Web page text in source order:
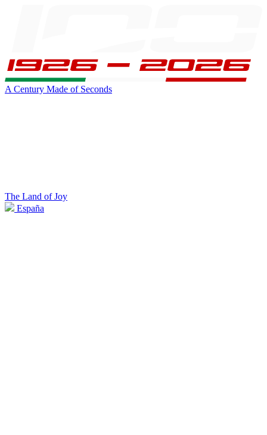
A Century Made of Seconds
The Land of Joy
España